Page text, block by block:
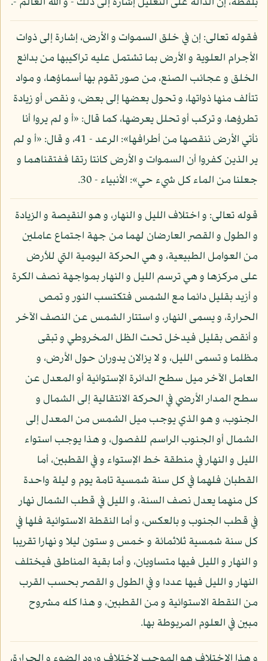
فقوله تعالى: إن في خلق السموات و الأرض، إشارة إلى ذوات
الأجرام العلوية و الأرض بما تشتمل عليه تراكيبها من بدائع
الخلق و عجائب الصنع، من صور تقوم بها أسماؤها، و مواد
تتألف منها ذواتها، و تحول بعضها إلى بعض، و نقص أو زيادة
تطرؤها، و تركب أو تحلل يعرضها، كما قال: «أ و لم يروا أنا
نأتي الأرض ننقصها من أطرافها»: الرعد - 41، و قال: «أ و لم
ير الذين كفروا أن السموات و الأرض كانتا رتقا ففتقناهما و
جعلنا من الماء كل شيء حي»: الأنبياء - 30.
قوله تعالى: و اختلاف الليل و النهار، و هو النقيصة و الزيادة
و الطول و القصر العارضان لهما من جهة اجتماع عاملين
من العوامل الطبيعية، و هي الحركة اليومية التي للأرض
على مركزها و هي ترسم الليل و النهار بمواجهة نصف الكرة
و أزيد بقليل دائما مع الشمس فتكتسب النور و تمص
الحرارة، و يسمى النهار، و استتار الشمس عن النصف الآخر
و أنقص بقليل فيدخل تحت الظل المخروطي و تبقى
مظلما و تسمى الليل، و لا يزالان يدوران حول الأرض، و
العامل الآخر ميل سطح الدائرة الإستوائية أو المعدل عن
سطح المدار الأرضي في الحركة الانتقالية إلى الشمال و
الجنوب، و هو الذي يوجب ميل الشمس من المعدل إلى
الشمال أو الجنوب الراسم للفصول، و هذا يوجب استواء
الليل و النهار في منطقة خط الإستواء و في القطبين، أما
القطبان فلهما في كل سنة شمسية تامة يوم و ليلة واحدة
كل منهما يعدل نصف السنة، و الليل في قطب الشمال نهار
في قطب الجنوب و بالعكس، و أما النقطة الاستوائية فلها في
كل سنة شمسية ثلاثمائة و خمس و ستون ليلا و نهارا تقريبا
و النهار و الليل فيها متساويان، و أما بقية المناطق فيختلف
النهار و الليل فيها عددا و في الطول و القصر بحسب القرب
من النقطة الاستوائية و من القطبين، و هذا كله مشروح
مبين في العلوم المربوطة بها.